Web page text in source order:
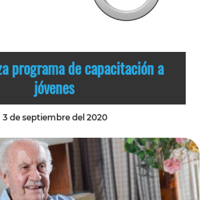
programa de capacitación a
jóvenes
3 de septiembre del 2020